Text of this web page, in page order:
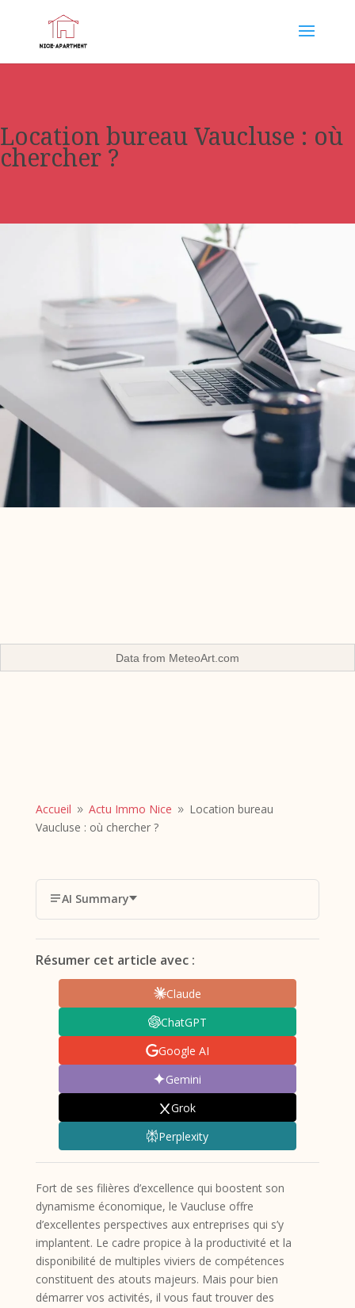
Location bureau Vaucluse : où
chercher ?
Data from MeteoArt.com
Accueil 9 Actu Immo Nice 9 Location bureau
Vaucluse : où chercher ?
AI Summary
Résumer cet article avec :
Claude
ChatGPT
Google AI
Gemini
Grok
Perplexity
Fort de ses filières d’excellence qui boostent son
dynamisme économique, le Vaucluse offre
d’excellentes perspectives aux entreprises qui s’y
implantent. Le cadre propice à la productivité et la
disponibilité de multiples viviers de compétences
constituent des atouts majeurs. Mais pour bien
démarrer vos activités, il vous faut trouver des